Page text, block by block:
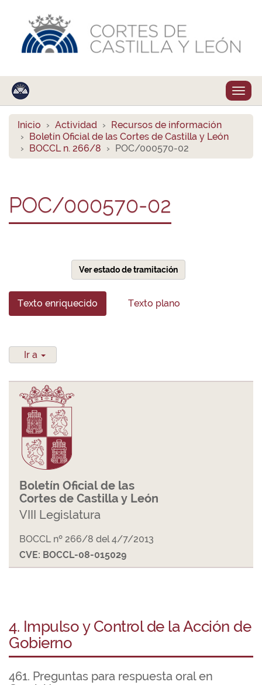
Inicio Actividad
Recursos de información
Boletín Oficial de las Cortes de Castilla y León
BOCCL n. 266/8
POC/000570-02
POC/000570-02
Ver estado de tramitación
Texto enriquecido Texto plano
Ir a
Boletín Oficial de las
Cortes de Castilla y León
VIII Legislatura
BOCCL nº 266/8 del 4/7/2013
CVE: BOCCL-08-015029
4. Impulso y Control de la Acción de
Gobierno
461. Preguntas para respuesta oral en